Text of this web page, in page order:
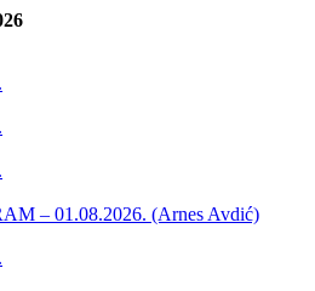
– 01.08.2026. (Arnes Avdić)